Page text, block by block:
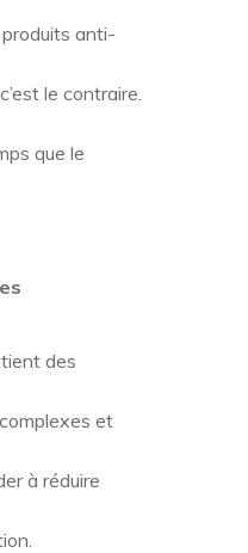
anti-
le contraire.
que le
des
et
à réduire